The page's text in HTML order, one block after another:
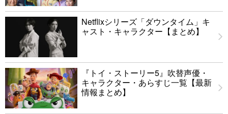
Netflixシリーズ「ダウンタイム」キ
ャスト・キャラクター【まとめ】
『トイ・ストーリー5』吹替声優・
キャラクター・あらすじ一覧【最新
情報まとめ】